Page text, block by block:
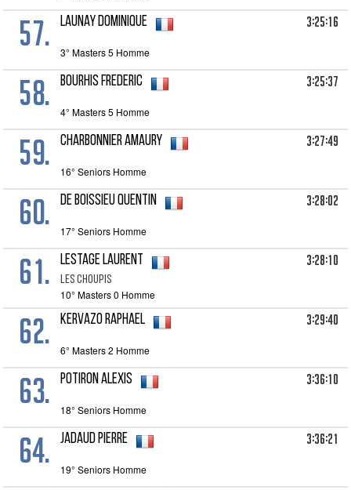
57. LAUNAY Dominique 3:25:16
3° Masters 5 Homme
58. BOURHIS Frederic 3:25:37
4° Masters 5 Homme
59. CHARBONNIER Amaury 3:27:49
16° Seniors Homme
60. DE BOISSIEU Quentin 3:28:02
17° Seniors Homme
61. LESTAGE Laurent
LES CHOUPIS
3:28:10
10° Masters 0 Homme
62. KERVAZO Raphael 3:29:40
6° Masters 2 Homme
63. POTIRON Alexis 3:36:10
18° Seniors Homme
64. JADAUD Pierre 3:36:21
19° Seniors Homme